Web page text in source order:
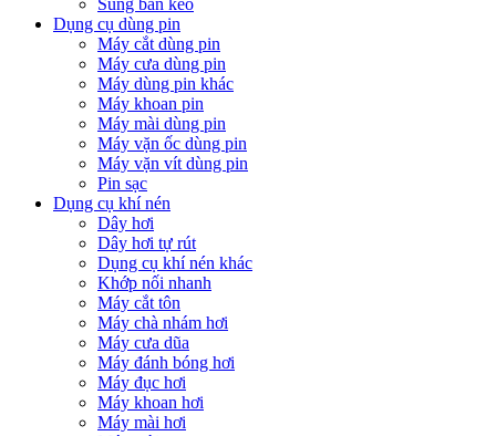
Dụng cụ dùng pin
Máy cắt dùng pin
Máy cưa dùng pin
Máy dùng pin khác
Máy khoan pin
Máy mài dùng pin
Máy vặn ốc dùng pin
Máy vặn vít dùng pin
Pin sạc
Dụng cụ khí nén
Dây hơi
Dây hơi tự rút
Dụng cụ khí nén khác
Khớp nối nhanh
Máy cắt tôn
Máy chà nhám hơi
Máy cưa dũa
Máy đánh bóng hơi
Máy đục hơi
Máy khoan hơi
Máy mài hơi